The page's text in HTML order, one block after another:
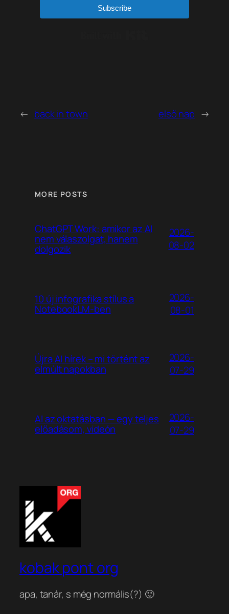
Subscribe
← back in town első nap →
MORE POSTS
ChatGPT Work: amikor az AI
nem válaszolgat, hanem
dolgozik
2026-
08-02
10 új infografika stílus a
NotebookLM-ben
2026-
08-01
Újra AI hírek – mi történt az
elmúlt napokban
2026-
07-29
AI az oktatásban — egy teljes
előadásom, videón
2026-
07-29
kobak pont org
apa, tanár, s még normális(?) 🙂